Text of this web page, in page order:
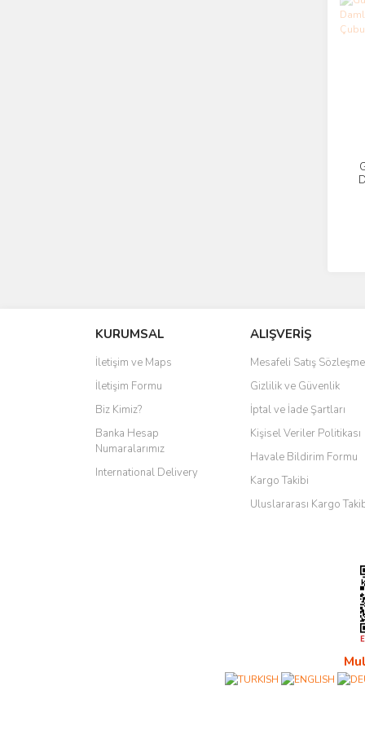
KURUMSAL
İletişim ve Maps
İletişim Formu
Biz Kimiz?
Banka Hesap
Numaralarımız
International Delivery
ALIŞVERİŞ
Mesafeli Satış
Gizlilik ve Güvenlik
İptal ve İade Şartları
Kişisel Veriler Politikası
Havale Bildirim Formu
Kargo Takibi
Uluslararası Kargo